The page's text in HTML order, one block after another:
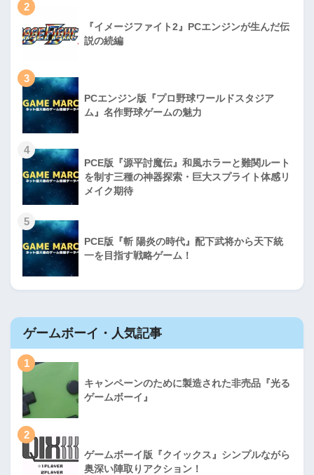
2
『イメージファイト2』PCエンジンが生んだ伝
説の続編
3
PCエンジン版『プロ野球ワールドスタジア
ム』名作野球ゲームの魅力
4
PCE版『源平討魔伝』和風ホラーと難関ルート
を制す三種の神器探索・巨大スプライト体感リ
メイク期待
5
PCE版『斬 陽炎の時代』配下武将から天下統
一を目指す戦略ゲーム！
ゲームボーイ・人気記事
1
キャンペーンのために製造された非売品『光る
ゲームボーイ』
2
ゲームボーイ版『クイックス』シンプルながら
奥深い陣取りアクション！